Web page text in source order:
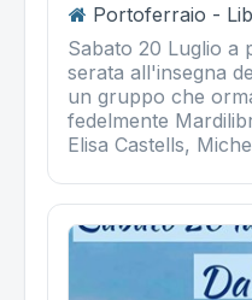
Portoferraio -
Sabato 20 Luglio a
serata all'insegna
un gruppo che
fedelmente
Elisa Castells,